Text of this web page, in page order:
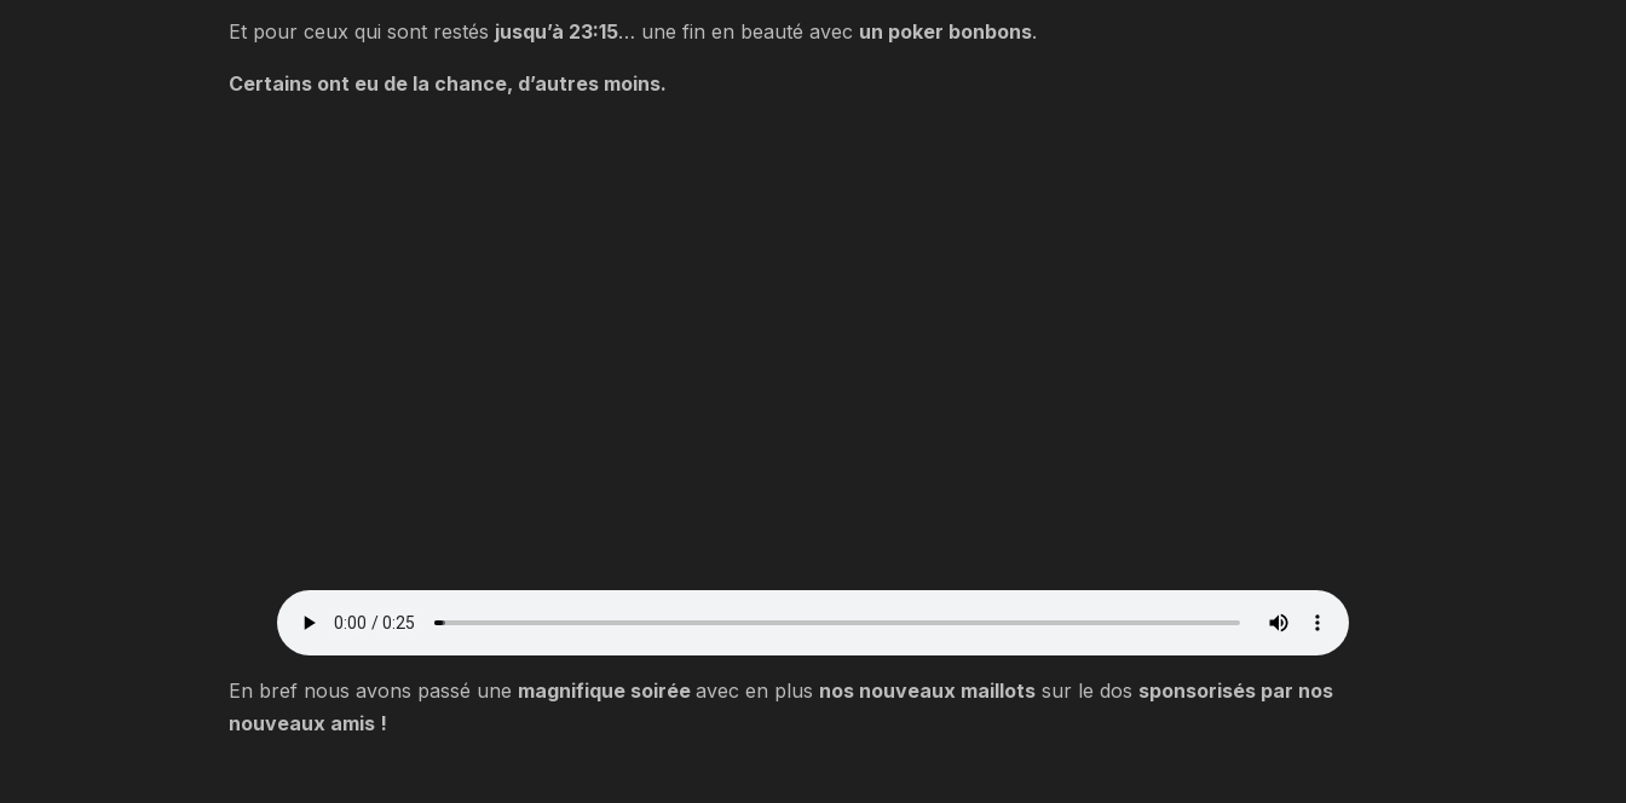
Et pour ceux qui sont restés jusqu’à 23:15… une fin en beauté avec un poker bonbons.
Certains ont eu de la chance, d’autres moins.
En bref nous avons passé une magnifique soiréeavec en plus nos nouveaux maillots sur le dos sponsorisés par nos
nouveaux amis !